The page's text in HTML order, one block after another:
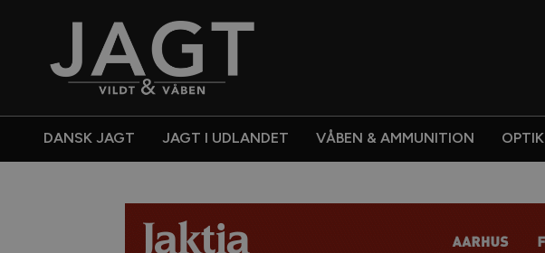
DANSK JAGT JAGT I UDLANDET VÅBEN & AMMUNITION OPTIK